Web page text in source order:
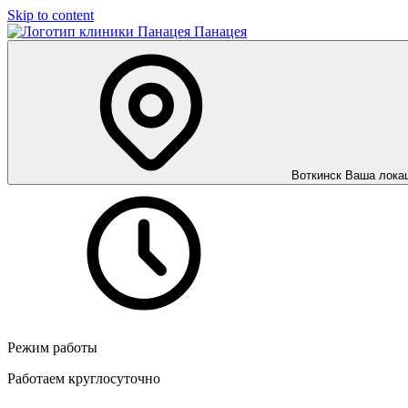
Skip to content
Панацея
Воткинск Ваша
Режим работы
Работаем круглосуточно